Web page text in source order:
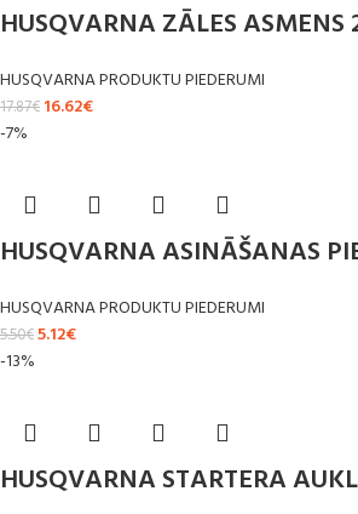
HUSQVARNA ZĀLES ASMENS
HUSQVARNA PRODUKTU PIEDERUMI
17.87€ 16.62€
-7%
HUSQVARNA ASINĀŠANAS
HUSQVARNA PRODUKTU PIEDERUMI
5.50€5.12€
-13%
HUSQVARNA STARTERA